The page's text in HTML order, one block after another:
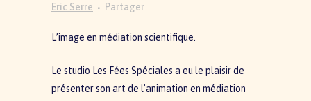
Eric Serre
Partager
L’image en médiation scientifique.
Le studio Les Fées Spéciales a eu le plaisir de
présenter son art de l’animation en médiation